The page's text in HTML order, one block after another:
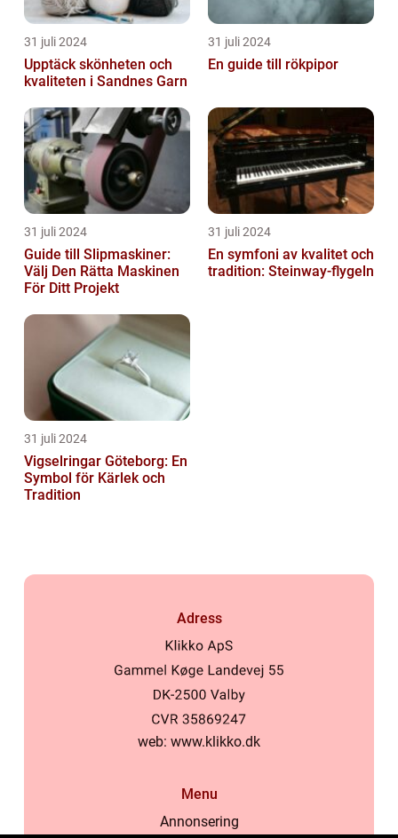
31 juli 2024
Upptäck skönheten och
kvaliteten i Sandnes Garn
31 juli 2024
En guide till rökpipor
31 juli 2024
Guide till Slipmaskiner:
Välj Den Rätta Maskinen
För Ditt Projekt
31 juli 2024
En symfoni av kvalitet och
tradition: Steinway-flygeln
31 juli 2024
Vigselringar Göteborg: En
Symbol för Kärlek och
Tradition
Adress
web: www.klikko.dk
Menu
Annonsering